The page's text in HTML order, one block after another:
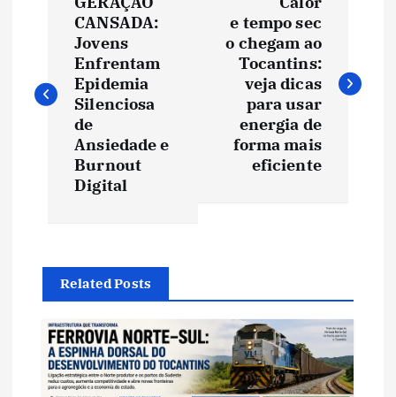
v
e
ã
o
d
CANSADA:
Jovens
Enfrentam
Epidemia
Silenciosa
de
Ansiedade e
Burnout
Digital
e tempo sec
o chegam ao
Tocantins:
veja dicas
para usar
energia de
forma mais
eficiente
Related Posts